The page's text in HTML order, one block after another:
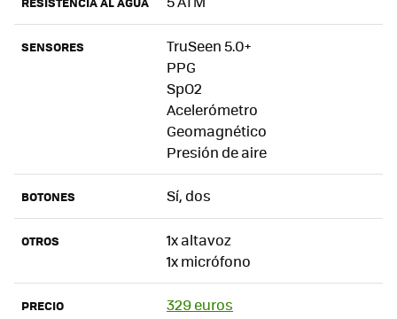
SENSORES
TruSeen 5.0+
PPG
SpO2
Acelerómetro
Geomagnético
Presión de aire
BOTONES Sí, dos
OTROS
1x altavoz
1x micrófono
PRECIO 329 euros